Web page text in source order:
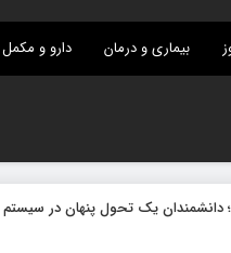
بیماری و درمان دارو و مکمل